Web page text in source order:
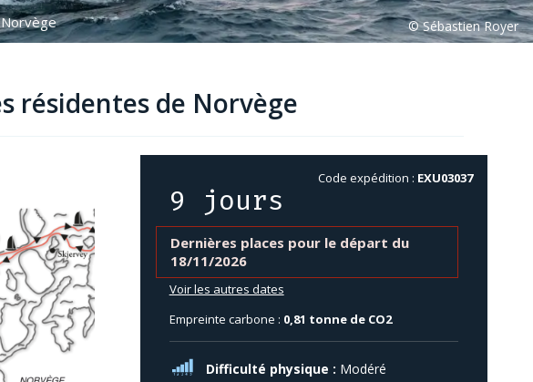
résidentes de Norvège
Code expédition : EXU03037
9 jours
Dernières places pour le départ du
18/11/2026
Voir les autres dates
Empreinte carbone : 0,81 tonne de CO2
Difficulté physique : Modéré